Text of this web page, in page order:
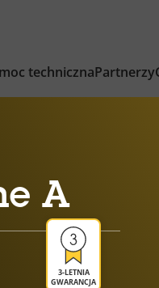
technicznaPartnerzy
A
3-LETNIA
GWARANCJA